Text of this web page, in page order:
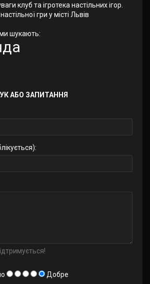
клуб та ігротека настільних ігор.
гри у місті Львів
шукають:
АБО ЗАПИТАННЯ
Добре